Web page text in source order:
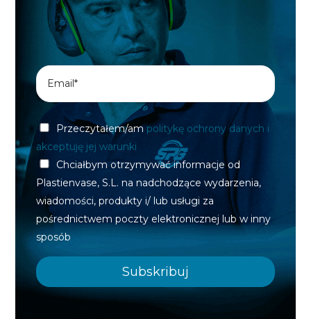
Przeczytałem/ampolitykę ochrony danych i
akceptuję jej warunki
Chciałbym otrzymywać informacje od
Plastienvase, S.L. na nadchodzące wydarzenia,
wiadomości, produkty i/ lub usługi za
pośrednictwem poczty elektronicznej lub w inny
sposób